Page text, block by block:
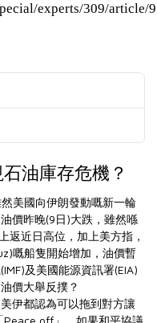
experts/309/article/
油庫存危機？
美國向伊朗發動嘅新一輪
價昨晚(9日)大跌，雖然喺
返近日高位，加上美方指，
嘅船隻開始增加，油價暫
及美國能源資訊署(EIA)
價大舉反撲？
伊都認為可以拖到對方讓
off」，如果和平協議